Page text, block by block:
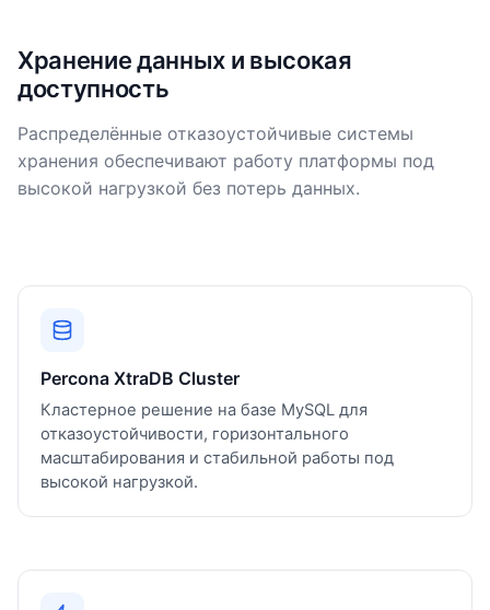
Хранение данных и высокая
доступность
Распределённые отказоустойчивые системы
хранения обеспечивают работу платформы под
высокой нагрузкой без потерь данных.
Percona XtraDB Cluster
Кластерное решение на базе MySQL для
отказоустойчивости, горизонтального
масштабирования и стабильной работы под
высокой нагрузкой.